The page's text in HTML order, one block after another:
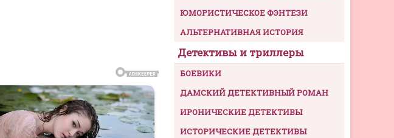
ЮМОРИСТИЧЕСКОЕ ФЭНТЕЗИ
АЛЬТЕРНАТИВНАЯ ИСТОРИЯ
Детективы и триллеры
БОЕВИКИ
ДАМСКИЙ ДЕТЕКТИВНЫЙ РОМАН
ИРОНИЧЕСКИЕ ДЕТЕКТИВЫ
ИСТОРИЧЕСКИЕ ДЕТЕКТИВЫ